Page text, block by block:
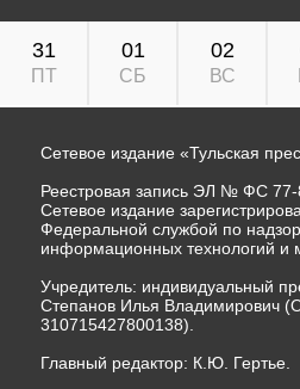
31
ПТ
01
СБ
02
ВС
Сетевое издание «Тульская
Реестровая запись ЭЛ № ФС 77-
Сетевое издание
Федеральной службой по
информационных технологий и
Учредитель: индивидуальный
Степанов Илья Владимирович
310715427800138).
Главный редактор: К.Ю. Гертье.